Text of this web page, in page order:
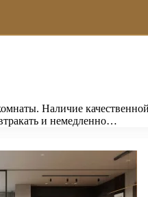
Наличие
и немедленно…